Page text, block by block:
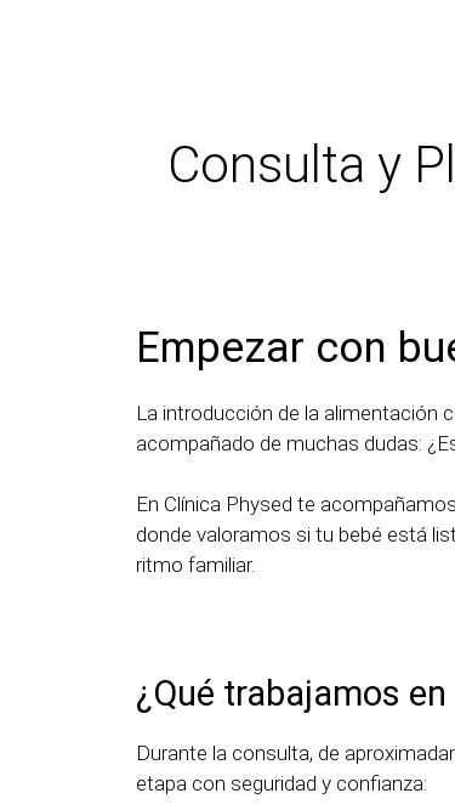
Consulta y
Empezar con
La introducción de la alimentación
acompañado de muchas dudas:
En Clínica Physed te
donde valoramos si tu bebé está
ritmo familiar.
¿Qué trabajamos
Durante la consulta, de
etapa con seguridad y confianza: